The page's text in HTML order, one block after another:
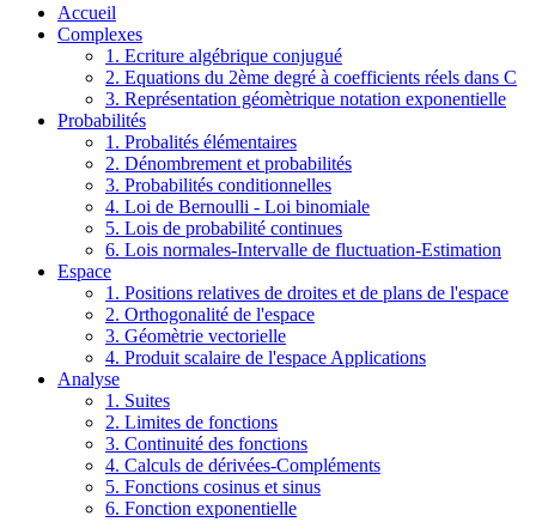
Accueil
Complexes
1. Ecriture algébrique conjugué
2. Equations du 2ème degré à coefficients réels dans C
3. Représentation géomètrique notation exponentielle
Probabilités
1. Probalités élémentaires
2. Dénombrement et probabilités
3. Probabilités conditionnelles
4. Loi de Bernoulli - Loi binomiale
5. Lois de probabilité continues
6. Lois normales-Intervalle de fluctuation-Estimation
Espace
1. Positions relatives de droites et de plans de l'espace
2. Orthogonalité de l'espace
3. Géomètrie vectorielle
4. Produit scalaire de l'espace Applications
Analyse
1. Suites
2. Limites de fonctions
3. Continuité des fonctions
4. Calculs de dérivées-Compléments
5. Fonctions cosinus et sinus
6. Fonction exponentielle